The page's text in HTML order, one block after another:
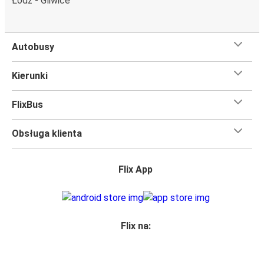
trasie Gliwice - Bydgoszcz
Podróż na trasie Gliwice - Bydgoszcz na pokładzie
FlixBusa oznacza wygodną podróż w wielkim stylu, z
jedną sztuka bagażu
podręcznego i jedną sztukę bagażu głównego
martwić, że nie wystarczy Ci miejsca w bagażu.
miejsce siedzącew naszych autobusachale jeśli chcesz
zakupu biletu. Do wyboru maszmiejsce klasyczne,
Autobusy
Kierunki
FlixBus
Obsługa klienta
Flix App
Flix na: